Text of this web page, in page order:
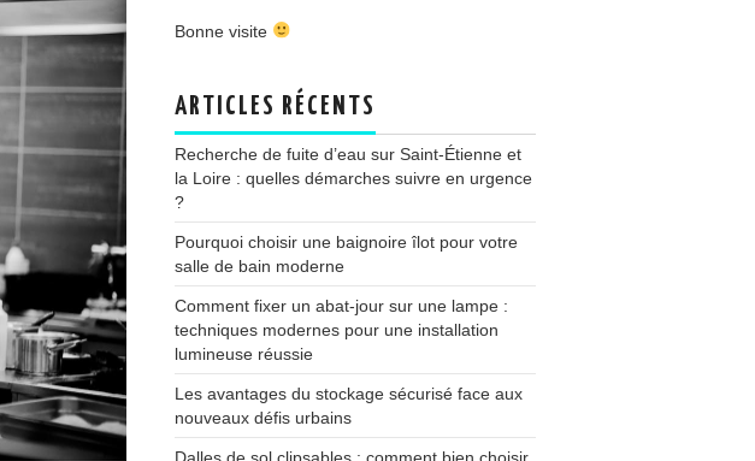
Bonne visite
ARTICLES RÉCENTS
Recherche de fuite d’eau sur Saint-Étienne et
la Loire : quelles démarches suivre en urgence
?
Pourquoi choisir une baignoire îlot pour votre
salle de bain moderne
Comment fixer un abat-jour sur une lampe :
techniques modernes pour une installation
lumineuse réussie
Les avantages du stockage sécurisé face aux
nouveaux défis urbains